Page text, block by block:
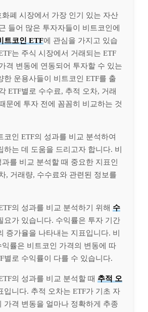
폐 시장에서 가장 인기 있는 자산
들어 많은 투자자들이 비트코인에
트코인 ETF에 관심을 가지고 있습
는 주식 시장에서 거래되는 ETF
격 변동에 연동되어 투자할 수 있는
한 운용사들이 비트코인 ETF를 출
ETF별로 수수료, 추적 오차, 거래
문에 투자 전에 꼼꼼히 비교하는 것
코인 ETF의 성과를 비교 분석하여
하는 데 도움을 드리고자 합니다. 비
과를 비교 분석할 때 중요한 지표인
, 거래량, 수수료와 관련된 정보를
의 성과를 비교 분석하기 위해 수
요가 있습니다. 수익률은 투자 기간
증가율을 나타내는 지표입니다. 비
익률은 비트코인 가격의 변동에 따
별로 수익률이 다를 수 있습니다.
의 성과를 비교 분석할 때 추적 오
입니다. 추적 오차는 ETF가 기초 자
가격 변동을 얼마나 정확하게 추종